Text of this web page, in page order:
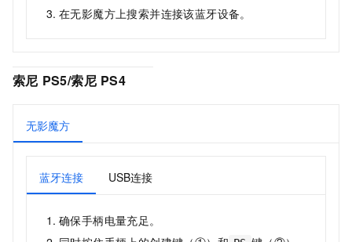
在无影魔方 上搜索并连接该蓝牙设备。
索尼 PS5/索尼 PS4
无影魔方
蓝牙连接 USB连接
确保手柄电量充足。